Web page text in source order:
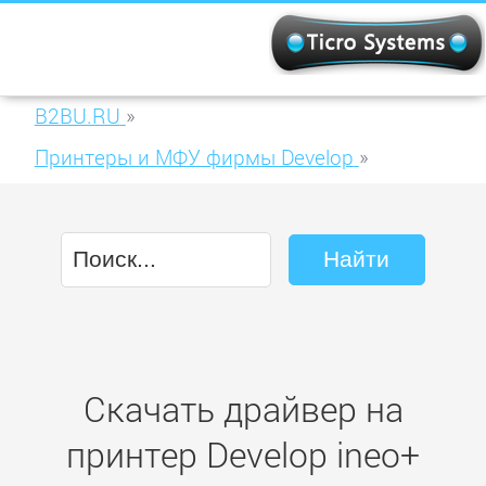
B2BU.RU »
Принтеры и МФУ фирмы Develop »
Скачать драйвер на
принтер Develop ineo+